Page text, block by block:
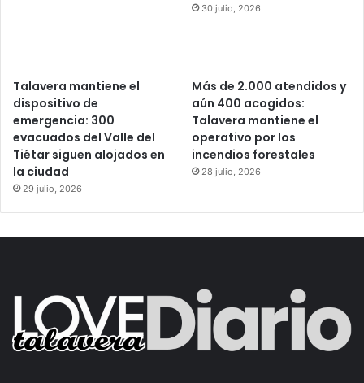
30 julio, 2026
Talavera mantiene el
dispositivo de
emergencia: 300
evacuados del Valle del
Tiétar siguen alojados en
la ciudad
29 julio, 2026
Más de 2.000 atendidos y
aún 400 acogidos:
Talavera mantiene el
operativo por los
incendios forestales
28 julio, 2026